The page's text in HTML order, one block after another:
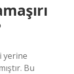
yerine
Bu